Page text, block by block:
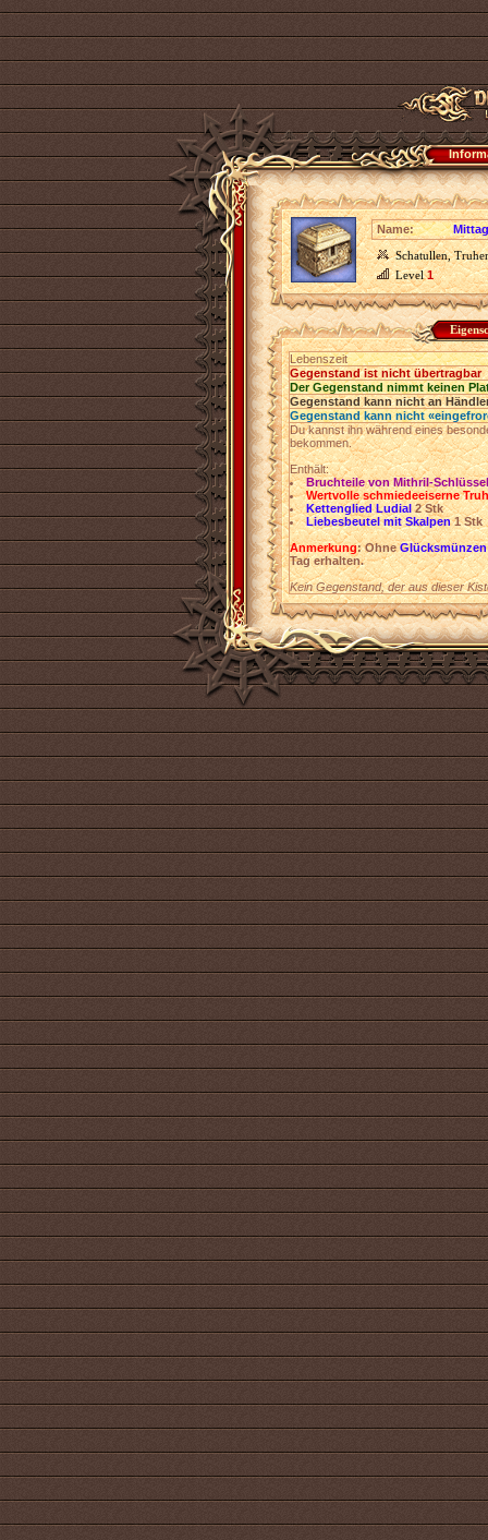
Name:
Schatullen,
Level1
Lebenszeit
Gegenstand ist nicht übertragbar
Der Gegenstand nimmt keinen
Gegenstand kann nicht an
Gegenstand kann nicht
Du kannst ihn während eines
bekommen.
Enthält:
Bruchteile von Mithril-
Wertvolle schmiedeeiserne
Kettenglied Ludial 2 Stk
Liebesbeutel mit Skalpen 1 Stk
Anmerkung: OhneGlücksmünzen
Tag erhalten.
Kein Gegenstand, der aus dieser